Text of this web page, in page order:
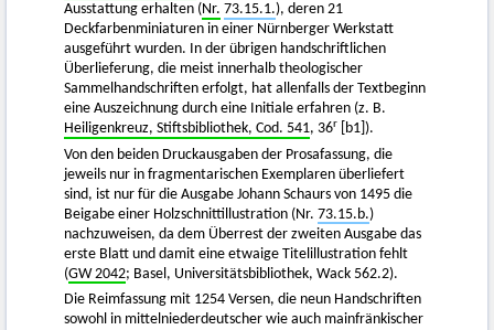
Ausstattung erhalten (Nr. 73.15.1.), deren 21
Deckfarbenminiaturen in einer Nürnberger Werkstatt
ausgeführt wurden. In der übrigen handschriftlichen
Überlieferung, die meist innerhalb theologischer
Sammelhandschriften erfolgt, hat allenfalls der Textbeginn
eine Auszeichnung durch eine Initiale erfahren (z. B.
Heiligenkreuz, Stiftsbibliothek, Cod. 541, 36r
[b1]).
Von den beiden Druckausgaben der Prosafassung, die
jeweils nur in fragmentarischen Exemplaren überliefert
sind, ist nur für die Ausgabe Johann Schaurs von 1495 die
Beigabe einer Holzschnittillustration (Nr. 73.15.b.)
nachzuweisen, da dem Überrest der zweiten Ausgabe das
erste Blatt und damit eine etwaige Titelillustration fehlt
(GW 2042; Basel, Universitätsbibliothek, Wack 562.2).
Die Reimfassung mit 1254 Versen, die neun Handschriften
sowohl in mittelniederdeutscher wie auch mainfränkischer